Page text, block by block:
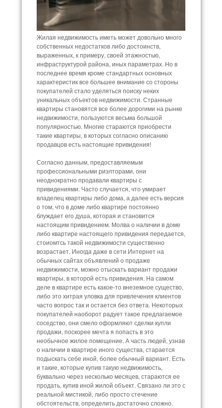
Жилая недвижимость иметь может довольно много
собственных недостатков либо достоинств,
выраженных, к примеру, своей этажностью,
инфраструктурой района, иных параметрах. Но в
последнее время кроме стандартных основных
характеристик все большее внимание со стороны
покупателей стало уделяться поиску неких
уникальных объектов недвижимости. Странные
квартиры становятся все более дорогими на рынке
недвижимости, пользуются весьма большой
популярностью. Многие стараются приобрести
такие квартиры, в которых согласно описанию
продавцов есть настоящие привидения!
Согласно данным, предоставляемым
профессиональными риэлторами, они
неоднократно продавали квартиры с
привидениями. Часто случается, что умирает
владелец квартиры либо дома, а далее есть версия
о том, что в доме либо квартире постоянно
блуждает его душа, которая и становится
настоящим привидением. Молва о наличии в доме
либо квартире настоящего привидения передается,
стоиомтсь такой недвижимости существенно
возрастает. Иногда даже в сети Интернет на
обычных сайтах объявлений о продаже
недвижимости, можно отыскать вариант продажи
квартиры, в которой есть привидения. На самом
деле в квартире есть какое-то внеземное существо,
либо это хитрая уловка для привлечения клиентов
часто вопрос так и остается без ответа. Некоторых
покупателей наоборот радует такое предлагаемое
соседство, они смело оформляют сделки купли
продажи, поскорее мечта я попасть в это
необычное жилое помещение. А часть людей, узнав
о наличии в квартире иного существа, старается
подыскать себе иной, более обычный вариант. Есть
и такие, которые купив такую недвижимость,
буквально через несколько месяцев, стараются ее
продать, купив иной жилой объект. Связано ли это с
реальной мистикой, либо просто стечение
обстоятельств, определить достаточно сложно.